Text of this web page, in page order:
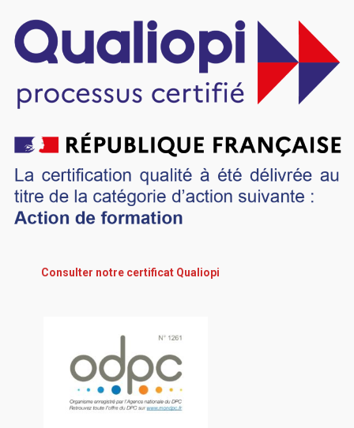
Consulter notre certificat Qualiopi